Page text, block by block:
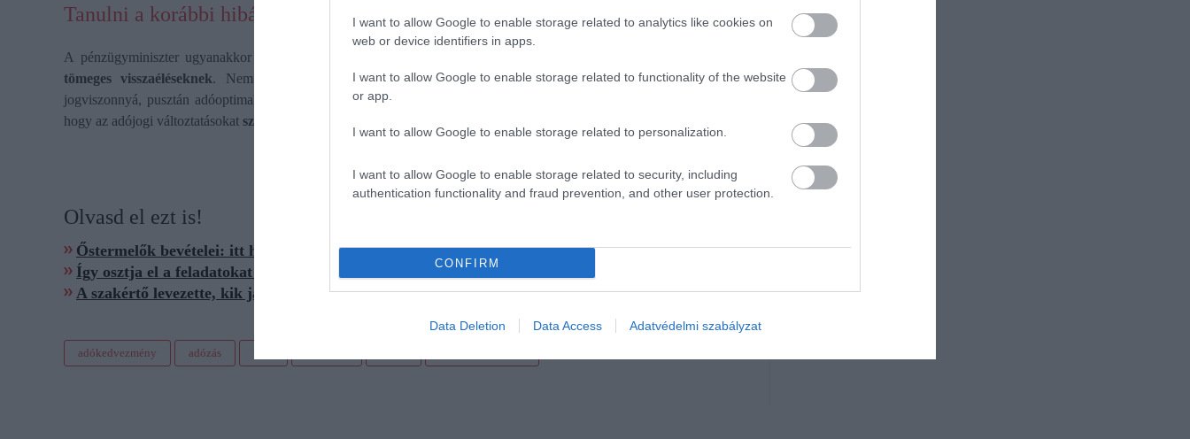
I want to allow Google to enable storage related to analytics like cookies on
web or device identifiers in apps.
I want to allow Google to enable storage related to functionality of the website
or app.
I want to allow Google to enable storage related to personalization.
I want to allow Google to enable storage related to security, including
authentication functionality and fraud prevention, and other user protection.
CONFIRM
Data Deletion Data Access Adatvédelmi szabályzat
Tanulni a korábbi hibákból
A pénzügyminiszter ugyanakkor jelezte: az új szabályozást úgy akarják kialakítani, hogy
tömeges visszaéléseknek. Nem szeretnék, ha nagyobb cégek ismét munkaviszonyokat alakítanának át katás
jogviszonnyá, pusztán adóoptimalizálási céllal. Kármánhű akar maradni ígéreteihez
hogy az adójogi változtatásokat széles körű társadalmi egyeztetésnek
Olvasd el ezt is!
Őstermelők bevételei: itt húzódik az adómentes határ
Így osztja el a feladatokat az új kormány, tanulhatjuk a rövidítéseket
A szakértő levezette, kik járnak jól az új kormány szja-tervével
adókedvezmény adózás